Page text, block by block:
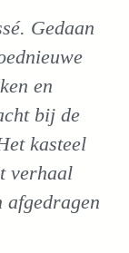
Gedaan
en
bij de
kasteel
verhaal
afgedragen